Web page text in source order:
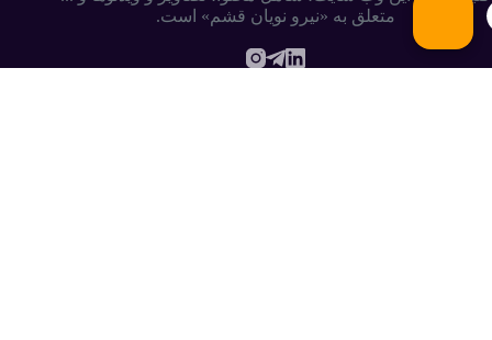
متعلق به «نیرو نویان قشم» است.